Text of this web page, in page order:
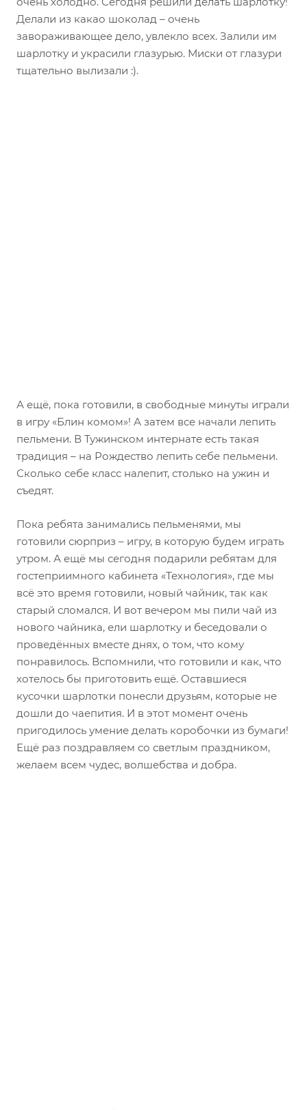
Делали из какао шоколад – очень
завораживающее дело, увлекло всех. Залили им
шарлотку и украсили глазурью. Миски от глазури
тщательно вылизали :).
А ещё, пока готовили, в свободные минуты играли
в игру «Блин комом»! А затем все начали лепить
пельмени. В Тужинском интернате есть такая
традиция – на Рождество лепить себе пельмени.
Сколько себе класс налепит, столько на ужин и
съедят.
Пока ребята занимались пельменями, мы
готовили сюрприз – игру, в которую будем играть
утром. А ещё мы сегодня подарили ребятам для
гостеприимного кабинета «Технология», где мы
всё это время готовили, новый чайник, так как
старый сломался. И вот вечером мы пили чай из
нового чайника, ели шарлотку и беседовали о
проведённых вместе днях, о том, что кому
понравилось. Вспомнили, что готовили и как, что
хотелось бы приготовить ещё. Оставшиеся
кусочки шарлотки понесли друзьям, которые не
дошли до чаепития. И в этот момент очень
пригодилось умение делать коробочки из бумаги!
Ещё раз поздравляем со светлым праздником,
желаем всем чудес, волшебства и добра.